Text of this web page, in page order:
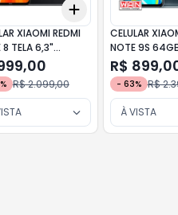
+10 +5 +10
Add
XIAOMI REDMI
8 TELA 6,3"
PRETO
% R$ 2.099,00
CELULAR
NOTE 9S
RAM CINZA
R$
- 63% R$
À VISTA